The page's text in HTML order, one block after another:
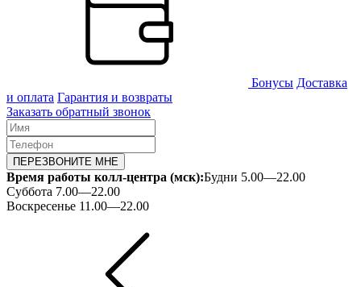
Бонусы Доставка
и оплата Гарантия и возвраты
Заказать обратный звонок
ПЕРЕЗВОНИТЕ МНЕ
Время работы колл-центра (мск):Будни 5.00—22.00
Суббота 7.00—22.00
Воскресенье 11.00—22.00